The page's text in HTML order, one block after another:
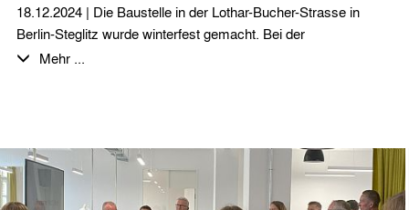
18.12.2024 | Die Baustelle in der Lothar-Bucher-Strasse in
Berlin-Steglitz wurde winterfest gemacht. Bei der
zweigeschossigen Dachgeschossaufstockung bzw. -neubau
Firmen und interessierten Nachbarn eingeweiht. Wir bedanken
uns bei unseren Auftraggebern herzlich für die Einladung und
Mehr ...